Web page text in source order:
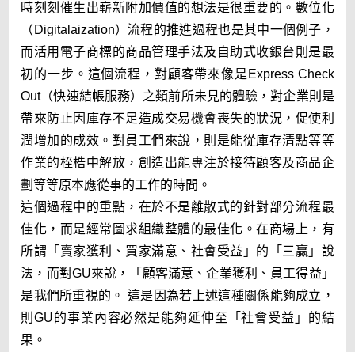
時刻刻催生出嶄新附加價值的想法是很重要的。數位化
（Digitalaization）流程的推進過程也是其中一個例子，
而活用電子商標的商品管理手法及自助式收銀台則是最
初的一步。這個流程，對顧客帶來像是Express Check
Out（快速結帳服務）之類前所未見的體驗，對企業則是
帶來防止因庫存不足造成交易機會喪失的狀況，促使利
潤增加的成效。對員工們來說，則是能從庫存清點等等
作業的桎梏中解放，創造出能專注於接待顧客及商品企
劃等等原本應從事的工作的時間。
這個過程中的重點，在於不是離散式的針對部分流程最
佳化，而是經常圖求組織整體的最佳化。在商場上，有
所謂「賣家獲利、買家滿意、社會受益」的「三贏」說
法，而對GU來說，「顧客滿意、企業獲利、員工得益」
是我們所重視的。 這是因為若上述這種關係能夠成立，
則GU的事業內容必然是能夠延伸至「社會受益」的結
果。